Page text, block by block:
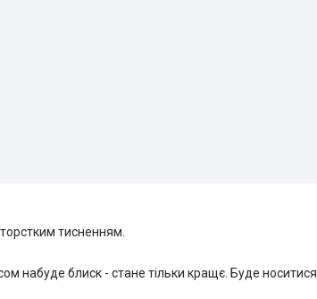
тисненням.
набуде блиск - стане тільки кращє. Буде носитися